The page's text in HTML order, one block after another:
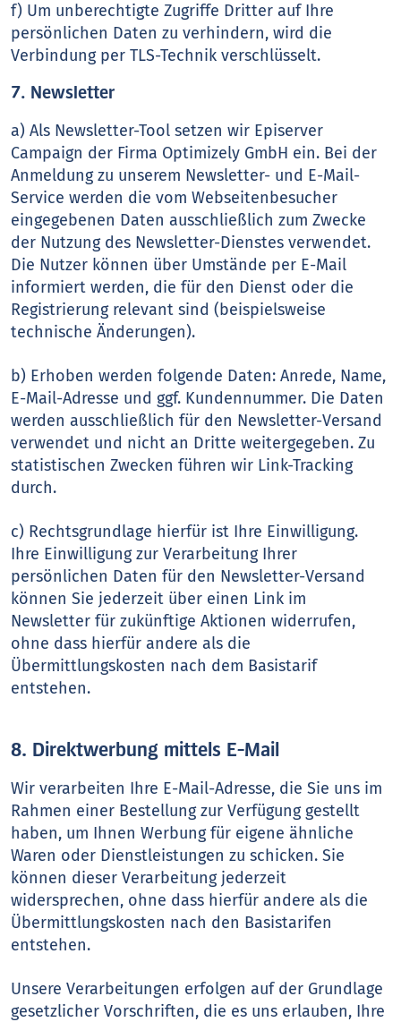
f) Um unberechtigte Zugriffe Dritter auf Ihre
persönlichen Daten zu verhindern, wird die
Verbindung per TLS-Technik verschlüsselt.
7. Newsletter
a) Als Newsletter-Tool setzen wir Episerver
Campaign der Firma Optimizely GmbH ein. Bei der
Anmeldung zu unserem Newsletter- und E-Mail-
Service werden die vom Webseitenbesucher
eingegebenen Daten ausschließlich zum Zwecke
der Nutzung des Newsletter-Dienstes verwendet.
Die Nutzer können über Umstände per E-Mail
informiert werden, die für den Dienst oder die
Registrierung relevant sind (beispielsweise
technische Änderungen).
b) Erhoben werden folgende Daten: Anrede, Name,
E-Mail-Adresse und ggf. Kundennummer. Die Daten
werden ausschließlich für den Newsletter-Versand
verwendet und nicht an Dritte weitergegeben. Zu
statistischen Zwecken führen wir Link-Tracking
durch.
c) Rechtsgrundlage hierfür ist Ihre Einwilligung.
Ihre Einwilligung zur Verarbeitung Ihrer
persönlichen Daten für den Newsletter-Versand
können Sie jederzeit über einen Link im
Newsletter für zukünftige Aktionen widerrufen,
ohne dass hierfür andere als die
Übermittlungskosten nach dem Basistarif
entstehen.
8. Direktwerbung mittels E-Mail
Wir verarbeiten Ihre E-Mail-Adresse, die Sie uns im
Rahmen einer Bestellung zur Verfügung gestellt
haben, um Ihnen Werbung für eigene ähnliche
Waren oder Dienstleistungen zu schicken. Sie
können dieser Verarbeitung jederzeit
widersprechen, ohne dass hierfür andere als die
Übermittlungskosten nach den Basistarifen
entstehen.
Unsere Verarbeitungen erfolgen auf der Grundlage
gesetzlicher Vorschriften, die es uns erlauben, Ihre